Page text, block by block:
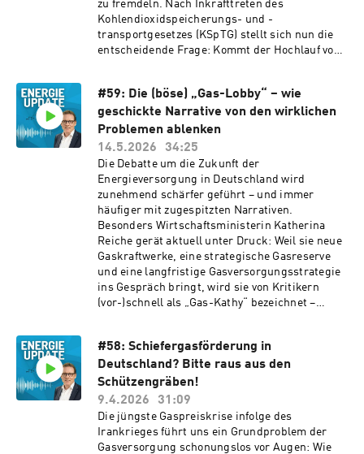
internationale Realitäten zusammenpassen.
Eine Folge über die Balance zwischen
wirksamer Regulierung,
Versorgungssicherheit, geopolitischer Realität
internationaler Kollaboration.
zu fremdeln. Nach Inkrafttreten des
Kohlendioxidspeicherungs- und -
transportgesetzes (KSpTG) stellt sich nun die
entscheidende Frage: Kommt der Hochlauf von
wir, warum CCS als wichtiger Baustein für die
Dekarbonisierung energieintensiver Industrien
gilt, weshalb erste Projekte in Europa bereits
Realität werden und warum Deutschland trotz
neuer gesetzlicher Grundlagen noch vor großen
Herausforderungen steht. Außerdem stellt sich
die Frage, warum der Erfolg von CCS nicht
allein vom technisch erfolgreichen Einsatz der
Technologie abhängt, sondern vor allem von den
wirtschaftlichen Rahmenbedingungen, die
darüber entscheiden, ob CCS einen Beitrag zur
Wettbewerbsfähigkeit des Industriestandorts
Deutschland leisten kann. Wir sprechen
darüber, welche Rolle CO₂-Preise, der CO₂-
Industrie wirtschaftlich tragfähig gestalten
lässt und wo sich Risiken auftun. Und wir
diskutieren, warum die Frage einer CO₂-
Speicherung an Land („Onshore-CCS“) neue
Dynamik bekommt: die grün-schwarze
Regierung in Baden-Württemberg gibt hier den
„early mover“. Eine Folge über Klimaschutz,
#59: Die (böse) „Gas-Lobby“ – wie
geschickte Narrative von den wirklichen
Problemen ablenken
14.5.2026
34:25
Die Debatte um die Zukunft der
Energieversorgung in Deutschland wird
zunehmend schärfer geführt – und immer
häufiger mit zugespitzten Narrativen.
Besonders Wirtschaftsministerin Katherina
Reiche gerät aktuell unter Druck: Weil sie neue
Gaskraftwerke, eine strategische Gasreserve
und eine langfristige Gasversorgungsstrategie
ins Gespräch bringt, wird sie von Kritikern
(vor-)schnell als „Gas-Kathy“ bezeichnet –
erforderlichen inhaltlichen Debatte bei, oder ist
es nicht doch in erster Linie ein auf Emotion
ausgelegtes Ablenkungsmanöver? Im ENERGIE
UPDATE mit Dr. Ludwig Möhring diskutieren
wir, warum die Bundesregierung mit der Frage
nach Versorgungssicherheit, bezahlbarer
Energie und industrieller Wettbewerbsfähigkeit
#58: Schiefergasförderung in
Deutschland? Bitte raus aus den
Schützengräben!
9.4.2026
31:09
Die jüngste Gaspreiskrise infolge des
Irankrieges führt uns ein Grundproblem der
Gasversorgung schonungslos vor Augen: Wie